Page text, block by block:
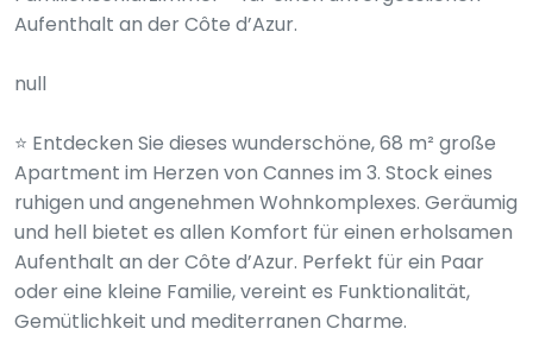
Aufenthalt an der Côte d’Azur.
null
⭐ Entdecken Sie dieses wunderschöne, 68 m² große
Apartment im Herzen von Cannes im 3. Stock eines
ruhigen und angenehmen Wohnkomplexes. Geräumig
und hell bietet es allen Komfort für einen erholsamen
Aufenthalt an der Côte d’Azur. Perfekt für ein Paar
oder eine kleine Familie, vereint es Funktionalität,
Gemütlichkeit und mediterranen Charme.